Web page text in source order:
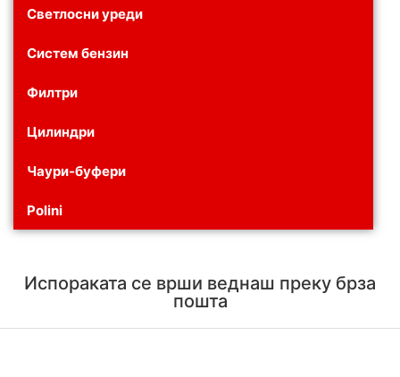
Светлосни уреди
Систем бензин
Филтри
Цилиндри
Чаури-буфери
Polini
Испораката се врши веднаш преку брза
пошта